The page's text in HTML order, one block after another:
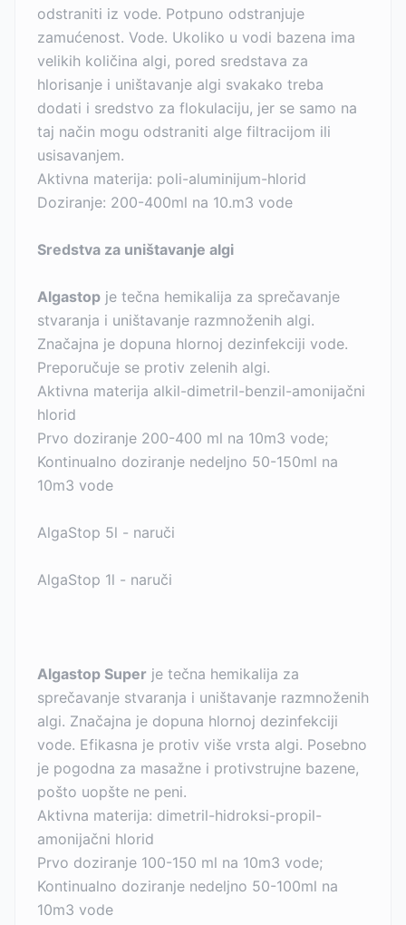
odstraniti iz vode. Potpuno odstranjuje
zamućenost. Vode. Ukoliko u vodi bazena ima
velikih količina algi, pored sredstava za
hlorisanje i uništavanje algi svakako treba
dodati i sredstvo za flokulaciju, jer se samo na
taj način mogu odstraniti alge filtracijom ili
usisavanjem.
Aktivna materija: poli-aluminijum-hlorid
Doziranje: 200-400ml na 10.m3 vode
Sredstva za uništavanje algi
Algastop je tečna hemikalija za sprečavanje
stvaranja i uništavanje razmnoženih algi.
Značajna je dopuna hlornoj dezinfekciji vode.
Preporučuje se protiv zelenih algi.
Aktivna materija alkil-dimetril-benzil-amonijačni
hlorid
Prvo doziranje 200-400 ml na 10m3 vode;
Kontinualno doziranje nedeljno 50-150ml na
10m3 vode
AlgaStop 5l - naruči
AlgaStop 1l - naruči
Algastop Super je tečna hemikalija za
sprečavanje stvaranja i uništavanje razmnoženih
algi. Značajna je dopuna hlornoj dezinfekciji
vode. Efikasna je protiv više vrsta algi. Posebno
je pogodna za masažne i protivstrujne bazene,
pošto uopšte ne peni.
Aktivna materija: dimetril-hidroksi-propil-
amonijačni hlorid
Prvo doziranje 100-150 ml na 10m3 vode;
Kontinualno doziranje nedeljno 50-100ml na
10m3 vode